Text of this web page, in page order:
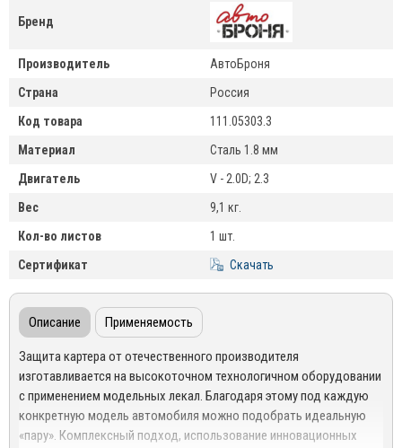
Бренд
Производитель
АвтоБроня
Страна
Россия
Код товара
111.05303.3
Материал
Сталь 1.8 мм
Двигатель
V - 2.0D; 2.3
Вес
9,1 кг.
Кол-во листов
1 шт.
Сертификат
Скачать
Описание Применяемость
Защита картера от отечественного производителя
изготавливается на высокоточном технологичном оборудовании
с применением модельных лекал. Благодаря этому под каждую
конкретную модель автомобиля можно подобрать идеальную
«пару». Комплексный подход, использование инновационных